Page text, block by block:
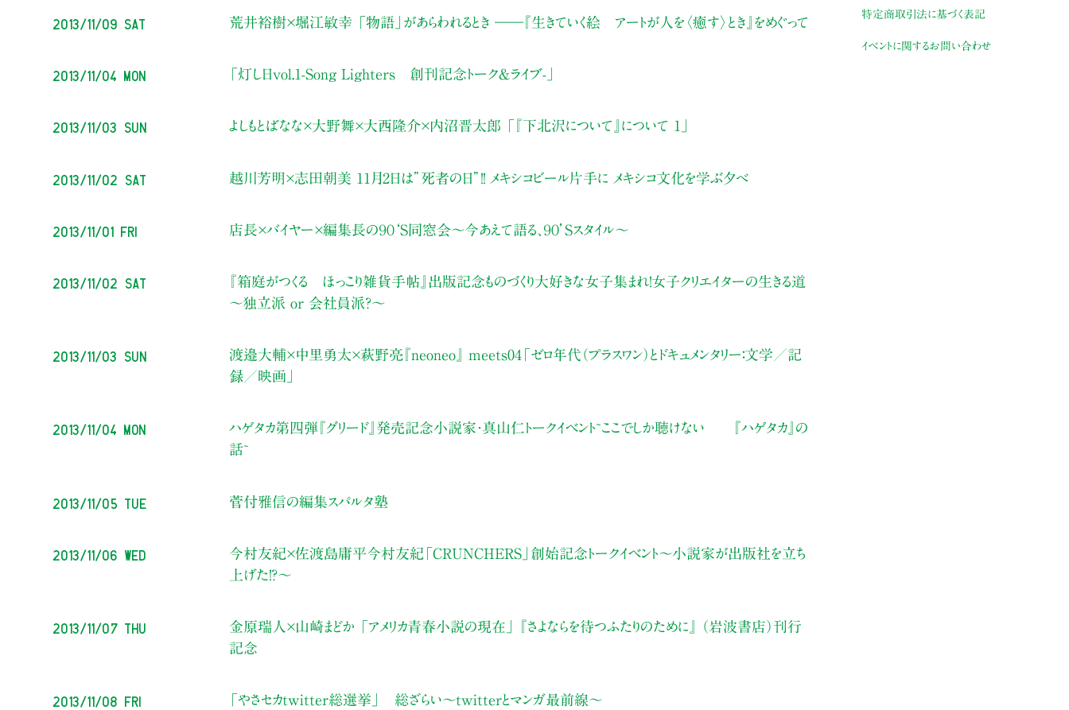
2013/11/09 Sat 荒井裕樹×堀江敏幸 「物語」があらわれるとき ――『生きていく絵 アートが人を〈癒す〉とき』をめぐって
2013/11/08 Fri 「やさセカtwitter総選挙」 総ざらい～twitterとマンガ最前線～
2013/11/07 Thu
金原瑞人×山崎まどか 「アメリカ青春小説の現在」 『さよならを待つふたりのために』 （岩波書店）刊行
記念
2013/11/06 Wed
今村友紀×佐渡島庸平今村友紀「CRUNCHERS」創始記念トークイベント～小説家が出版社を立ち
上げた！？～
2013/11/05 Tue 菅付雅信の編集スパルタ塾
2013/11/04 Mon
ハゲタカ第四弾『グリード』発売記念小説家・真山仁トークイベント~ここでしか聴けない 『ハゲタカ』の
話~
2013/11/04 Mon 「灯し日vol.1-Song Lighters 創刊記念トーク＆ライブ-」
2013/11/03 Sun
渡邉大輔×中里勇太×萩野亮『neoneo』 meets04「ゼロ年代（プラスワン）とドキュメンタリー：文学／記
録／映画」
2013/11/03 Sun よしもとばなな×大野舞×大西隆介×内沼晋太郎 「『下北沢について』について 1」
2013/11/02 Sat
『箱庭がつくる ほっこり雑貨手帖』出版記念ものづくり大好きな女子集まれ！女子クリエイターの生きる道
〜独立派 or 会社員派？〜
2013/11/02 Sat 越川芳明×志田朝美 11月2日は”死者の日”！！ メキシコビール片手に メキシコ文化を学ぶ夕べ
2013/11/01 Fri 店長×バイヤー×編集長の９０‘S同窓会〜今あえて語る、９０’Sスタイル〜
特定商取引法に基づく表記
イベントに関するお問い合わせ